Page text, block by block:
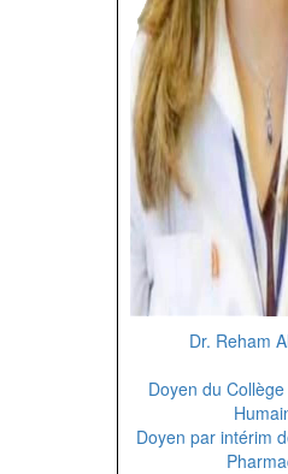
Dr. Reham
Doyen du
Doyen par intérim